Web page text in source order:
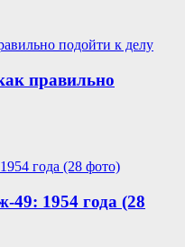
правильно
49: 1954 года (28